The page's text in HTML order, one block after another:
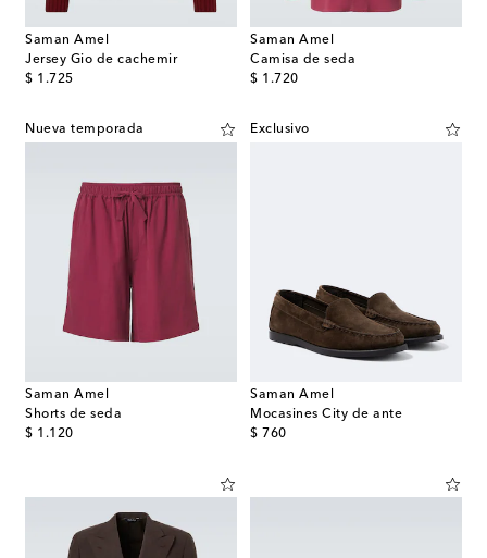
Saman Amel
Jersey Gio de cachemir
$ 1.725
original price
Saman Amel
Camisa de seda
$ 1.720
original price
Nueva temporada
Saman Amel
Shorts de seda
$ 1.120
original price
Exclusivo
Saman Amel
Mocasines City de ante
$ 760
original price